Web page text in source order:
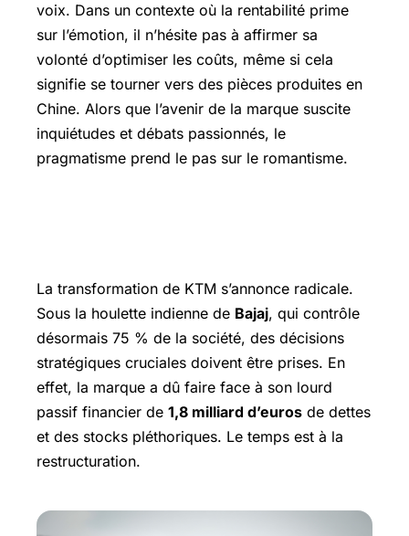
voix. Dans un contexte où la rentabilité prime
sur l’émotion, il n’hésite pas à affirmer sa
volonté d’optimiser les coûts, même si cela
signifie se tourner vers des pièces produites en
Chine. Alors que l’avenir de la marque suscite
inquiétudes et débats passionnés, le
pragmatisme prend le pas sur le romantisme.
La transformation de KTM s’annonce radicale.
Sous la houlette indienne de Bajaj, qui contrôle
désormais 75 % de la société, des décisions
stratégiques cruciales doivent être prises. En
effet, la marque a dû faire face à son lourd
passif financier de 1,8 milliard d’euros de dettes
et des stocks pléthoriques. Le temps est à la
restructuration.